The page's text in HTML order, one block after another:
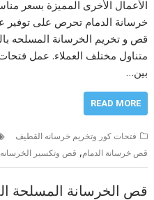
الأعمال الأخرى المميزة بسعر
خرسانة الدمام تحرص على
قص و تخريم الخرسانة المسلحه
متناول مختلف العملاء. عمل
بين…
READ MORE
فتحات كور وتخريم خرسانه القطيف
قص خرسانة الدمام, قص وتكسير الخرسانه
قص الخرسانة المسلحة الدمام